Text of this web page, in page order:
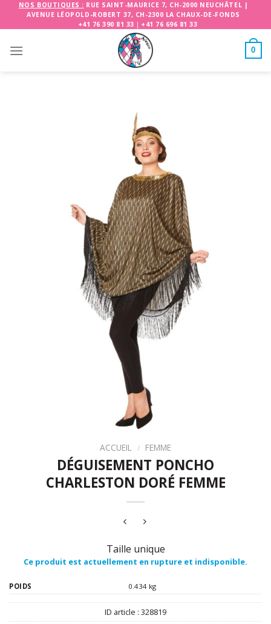
NOS BOUTIQUES : RUE SAINT-MAURICE 7, CH-2000 NEUCHÂTEL |
AVENUE LÉOPOLD-ROBERT 37, CH-2300 LA CHAUX-DE-FONDS
+41 76 390 81 33 | +41 76 696 81 33
0
ACCUEIL / FEMME
DÉGUISEMENT PONCHO
CHARLESTON DORÉ FEMME
Taille unique
Ce produit est actuellement en rupture et indisponible.
POIDS 0.434 kg
ID article : 328819